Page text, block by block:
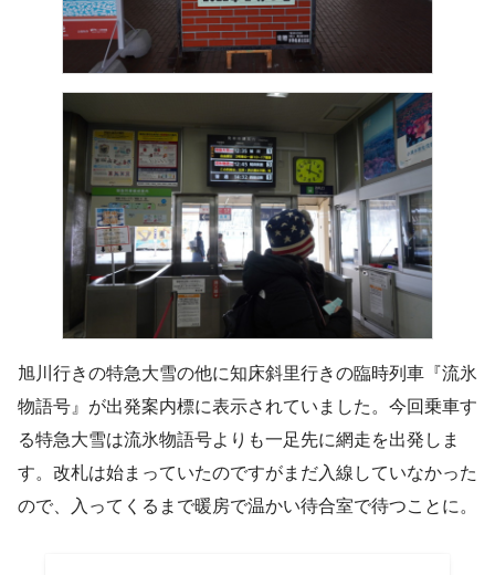
旭川行きの特急大雪の他に知床斜里行きの臨時列車『流氷
物語号』が出発案内標に表示されていました。今回乗車す
る特急大雪は流氷物語号よりも一足先に網走を出発しま
す。改札は始まっていたのですがまだ入線していなかった
ので、入ってくるまで暖房で温かい待合室で待つことに。